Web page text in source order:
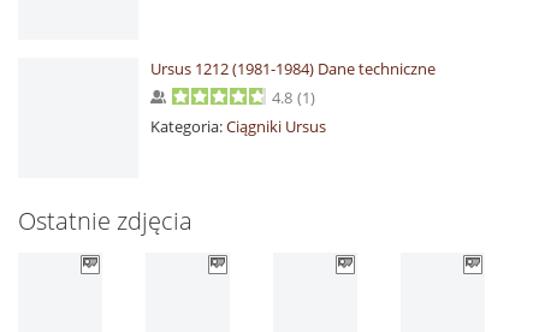
Ursus 1212 (1981-1984) Dane techniczne
4.8 (1)
Kategoria:Ciągniki Ursus
Ostatnie zdjęcia